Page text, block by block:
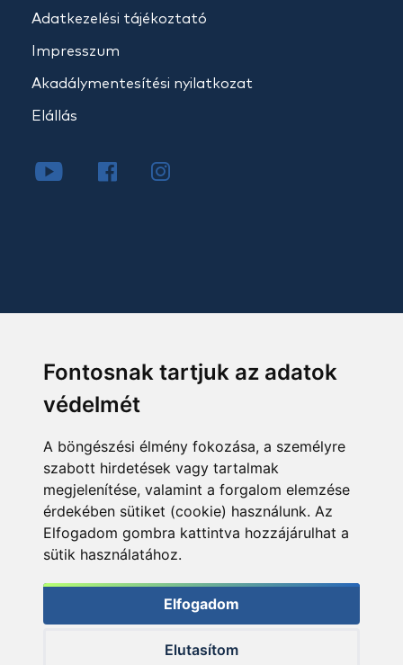
Fontosnak tartjuk az adatok
védelmét
A böngészési élmény fokozása, a személyre
szabott hirdetések vagy tartalmak
megjelenítése, valamint a forgalom elemzése
érdekében sütiket (cookie) használunk. Az
Elfogadom gombra kattintva hozzájárulhat a
sütik használatához.
Elfogadom
Elutasítom
Adatkezelési tájékoztató
Impresszum
Akadálymentesítési nyilatkozat
Elállás